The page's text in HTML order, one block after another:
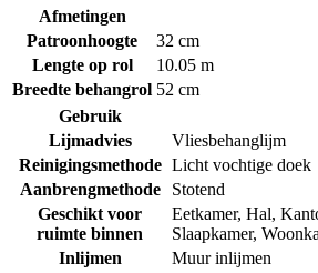
Afmetingen
Patroonhoogte
32 cm
Lengte op rol
10.05 m
Breedte behangrol 52 cm
Gebruik
Lijmadvies
Vliesbehanglijm
Reinigingsmethode Licht vochtige doek
Aanbrengmethode
Stotend
Geschikt voor
ruimte binnen
Eetkamer, Hal,
Slaapkamer,
Inlijmen
Muur inlijmen